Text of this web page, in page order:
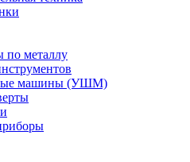
по металлу
машины (УШМ)